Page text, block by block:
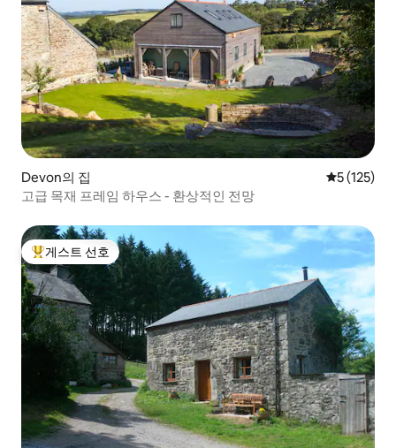
Devon의 집 평점 5점(5
5 (125)
고급 목재 프레임 하우스 - 환상적인 전망
상위 게스트 선호
게스트 선호